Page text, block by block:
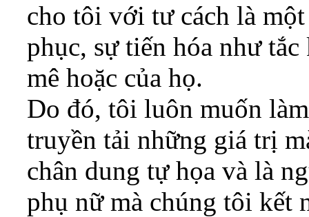
cho tôi với tư cách là
phục, sự tiến hóa như
mê hoặc của họ.
Do đó, tôi luôn muốn
truyền tải những giá trị
chân dung tự họa và là
phụ nữ mà chúng tôi kết